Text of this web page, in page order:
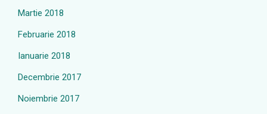
Martie 2018
Februarie 2018
Ianuarie 2018
Decembrie 2017
Noiembrie 2017